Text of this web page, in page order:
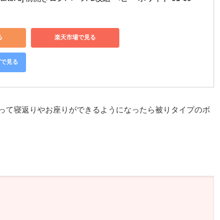
楽天市場で見る
見る
て寝返りやお座りができるようになったら被りタイプのボ